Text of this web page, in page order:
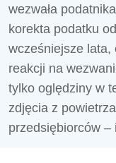
wezwała
korekta podatku
wcześniejsze lata,
reakcji na
tylko oględziny w
zdjęcia z
przedsiębiorców –